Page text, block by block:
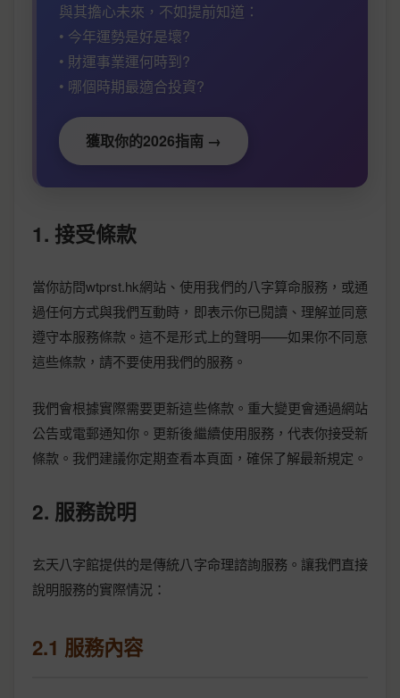
與其擔心未來，不如提前知道：
• 今年運勢是好是壞?
• 財運事業運何時到?
• 哪個時期最適合投資?
獲取你的2026指南 →
1. 接受條款
當你訪問wtprst.hk網站、使用我們的八字算命服務，或通
過任何方式與我們互動時，即表示你已閱讀、理解並同意
遵守本服務條款。這不是形式上的聲明——如果你不同意
這些條款，請不要使用我們的服務。
我們會根據實際需要更新這些條款。重大變更會通過網站
公告或電郵通知你。更新後繼續使用服務，代表你接受新
條款。我們建議你定期查看本頁面，確保了解最新規定。
2. 服務說明
玄天八字館提供的是傳統八字命理諮詢服務。讓我們直接
說明服務的實際情況：
2.1 服務內容